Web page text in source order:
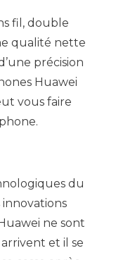
fil, double
qualité nette
précision
Huawei
vous faire
du
ne sont
et il se